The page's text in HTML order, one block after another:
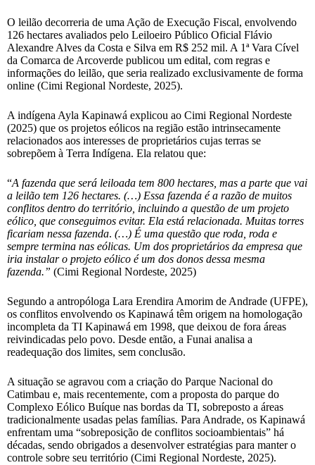
O leilão decorreria de uma Ação de Execução Fiscal, envolvendo
126 hectares avaliados pelo Leiloeiro Público Oficial Flávio
Alexandre Alves da Costa e Silva em R$ 252 mil. A 1ª Vara Cível
da Comarca de Arcoverde publicou um edital, com regras e
informações do leilão, que seria realizado exclusivamente de forma
online (Cimi Regional Nordeste, 2025).
A indígena Ayla Kapinawá explicou ao Cimi Regional Nordeste
(2025) que os projetos eólicos na região estão intrinsecamente
relacionados aos interesses de proprietários cujas terras se
sobrepõem à Terra Indígena. Ela relatou que:
“A fazenda que será leiloada tem 800 hectares, mas a parte que vai
a leilão tem 126 hectares. (…) Essa fazenda é a razão de muitos
conflitos dentro do território, incluindo a questão de um projeto
eólico, que conseguimos evitar. Ela está relacionada. Muitas torres
ficariam nessa fazenda. (…) É uma questão que roda, roda e
sempre termina nas eólicas. Um dos proprietários da empresa que
iria instalar o projeto eólico é um dos donos dessa mesma
fazenda.” (Cimi Regional Nordeste, 2025)
Segundo a antropóloga Lara Erendira Amorim de Andrade (UFPE),
os conflitos envolvendo os Kapinawá têm origem na homologação
incompleta da TI Kapinawá em 1998, que deixou de fora áreas
reivindicadas pelo povo. Desde então, a Funai analisa a
readequação dos limites, sem conclusão.
A situação se agravou com a criação do Parque Nacional do
Catimbau e, mais recentemente, com a proposta do parque do
Complexo Eólico Buíque nas bordas da TI, sobreposto a áreas
tradicionalmente usadas pelas famílias. Para Andrade, os Kapinawá
enfrentam uma “sobreposição de conflitos socioambientais” há
décadas, sendo obrigados a desenvolver estratégias para manter o
controle sobre seu território (Cimi Regional Nordeste, 2025).